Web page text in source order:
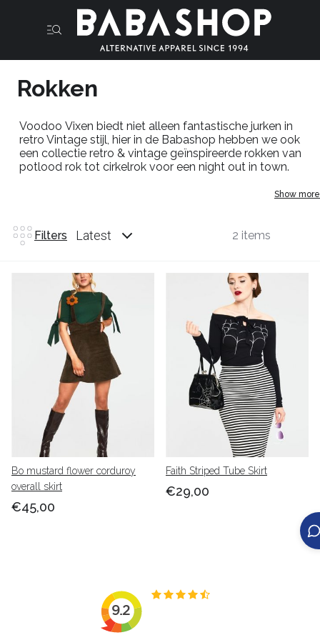
Rokken
VoodooVixen biedt niet alleen fantastische jurken in
retro Vintage stijl, hier in de Babashop hebben we ook
een collectie retro & vintage geïnspireerde rokken van
potlood rok totcirkelrok voor eennight out intown.
Show more
Filters Latest 2 items
Bo mustard flower corduroy
overall skirt
€45,00
Faith Striped Tube Skirt
€29,00